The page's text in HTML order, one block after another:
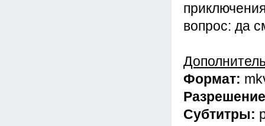
вопрос: да
Формат:
Субтитры: